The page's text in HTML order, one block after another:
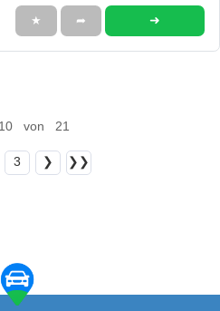
★ ➦ ➜
von 21
3 ❯ ❯❯